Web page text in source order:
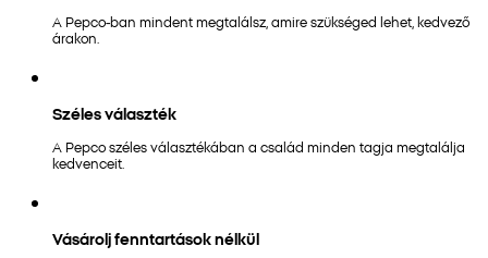
A Pepco-ban mindent megtalálsz, amire szükséged lehet, kedvező
árakon.
Széles választék
A Pepco széles választékában a család minden tagja megtalálja
kedvenceit.
Vásárolj fenntartások nélkül